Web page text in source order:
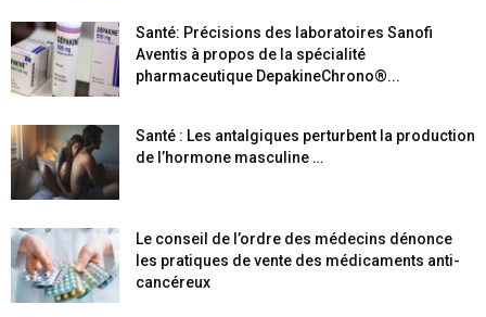
Santé: Précisions des laboratoires Sanofi
Aventis à propos de la spécialité
pharmaceutique DepakineChrono®...
Santé : Les antalgiques perturbent la production
de l’hormone masculine …
Le conseil de l’ordre des médecins dénonce
les pratiques de vente des médicaments anti-
cancéreux